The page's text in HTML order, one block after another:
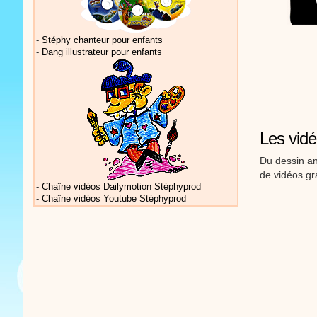
Vidéos
Les
Du dessin
de vidéos
- Stéphy chanteur pour enfants
- Dang illustrateur pour enfants
- Chaîne vidéos Dailymotion Stéphyprod
- Chaîne vidéos Youtube Stéphyprod